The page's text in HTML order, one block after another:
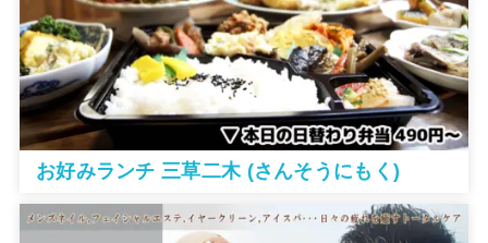
お好みランチ 三草二木 (さんそうにもく)